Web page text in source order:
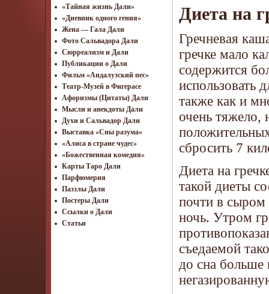
«Тайная жизнь Дали»
«Дневник одного гения»
Жена — Гала Дали
Фото Сальвадора Дали
Cюрреализм и Дали
Публикации о Дали
Фильм «Андалузский пес»
Театр-Музей в Фигерасе
Афоризмы (Цитаты) Дали
Мысли и анекдоты Дали
Духи и Сальвадор Дали
Выставка «Сны разума»
«Алиса в стране чудес»
«Божественная комедия»
Карты Таро Дали
Парфюмерия
Паззлы Дали
Постеры Дали
Ссылки о Дали
Статьи
Диета на
Гречневая
гречке мало
содержится
использовать
также как и
очень тяжело,
сбросить 7
Диета на
такой диеты
почти в сыром
ночь. Утром
съедаемой
до сна